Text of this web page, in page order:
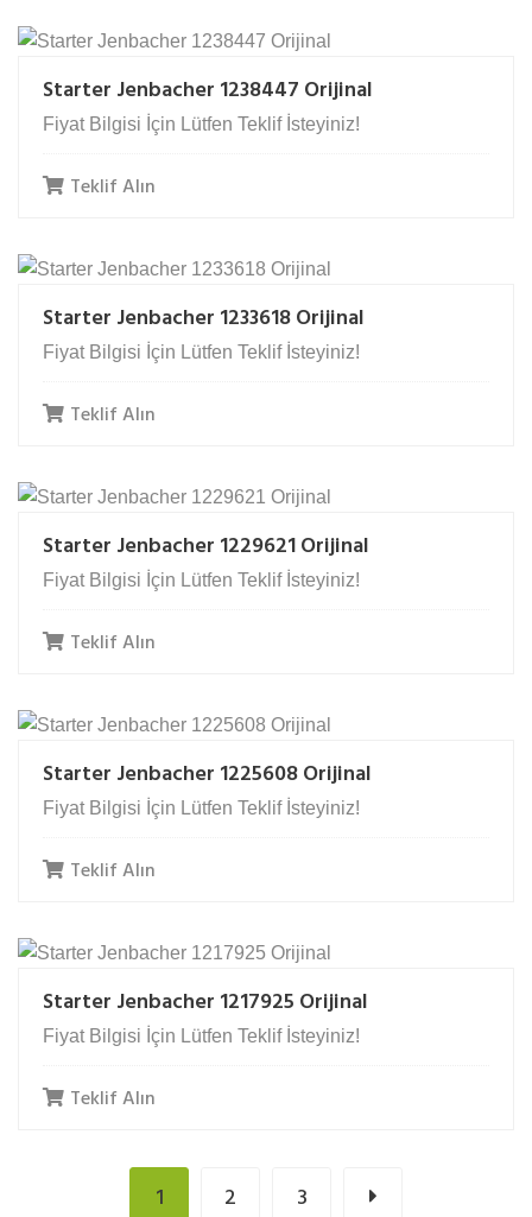
Starter Jenbacher 1238447 Orijinal
Fiyat Bilgisi İçin Lütfen Teklif İsteyiniz!
Teklif Alın
Starter Jenbacher 1233618 Orijinal
Fiyat Bilgisi İçin Lütfen Teklif İsteyiniz!
Teklif Alın
Starter Jenbacher 1229621 Orijinal
Fiyat Bilgisi İçin Lütfen Teklif İsteyiniz!
Teklif Alın
Starter Jenbacher 1225608 Orijinal
Fiyat Bilgisi İçin Lütfen Teklif İsteyiniz!
Teklif Alın
Starter Jenbacher 1217925 Orijinal
Fiyat Bilgisi İçin Lütfen Teklif İsteyiniz!
Teklif Alın
1 2 3